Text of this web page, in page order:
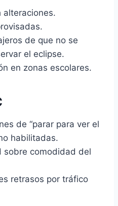
alteraciones.
de que no se
el eclipse.
en zonas escolares.
de “parar para ver el
habilitadas.
sobre comodidad del
retrasos por tráfico